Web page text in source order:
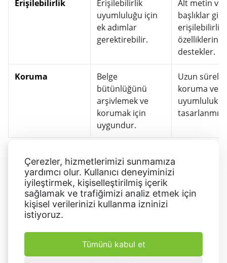
Çerezler, hizmetlerimizi sunmamıza
yardımcı olur. Kullanıcı deneyiminizi
iyileştirmek, kişiselleştirilmiş içerik
sağlamak ve trafiğimizi analiz etmek için
kişisel verilerinizi kullanma izninizi
istiyoruz.
Tümünü kabul et
Erişilebilirlik
Erişilebilirlik
uyumluluğu için
ek adımlar
gerektirebilir.
Alt metin ve
başlıklar gibi
erişilebilirlik
özelliklerini
destekler.
Koruma
Belge
bütünlüğünü
arşivlemek ve
korumak için
uygundur.
Uzun süreli
koruma ve
uyumluluk
Sıkça sorulan sorular: ODT PDF'ye
dönüştürme
PDF'ye dönüştürebilir miyim?